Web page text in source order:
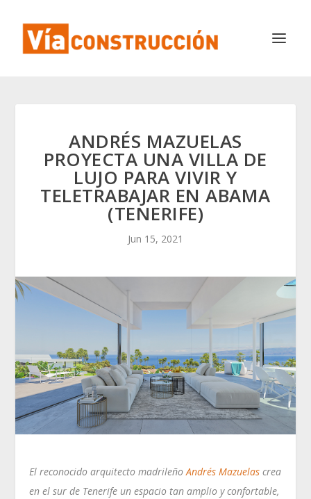
ANDRÉS MAZUELAS
PROYECTA UNA VILLA DE
LUJO PARA VIVIR Y
TELETRABAJAR EN ABAMA
(TENERIFE)
Jun 15, 2021
El reconocido arquitecto madrileñoAndrés Mazuelas crea
en el sur de Tenerife un espacio tan amplio y confortable,